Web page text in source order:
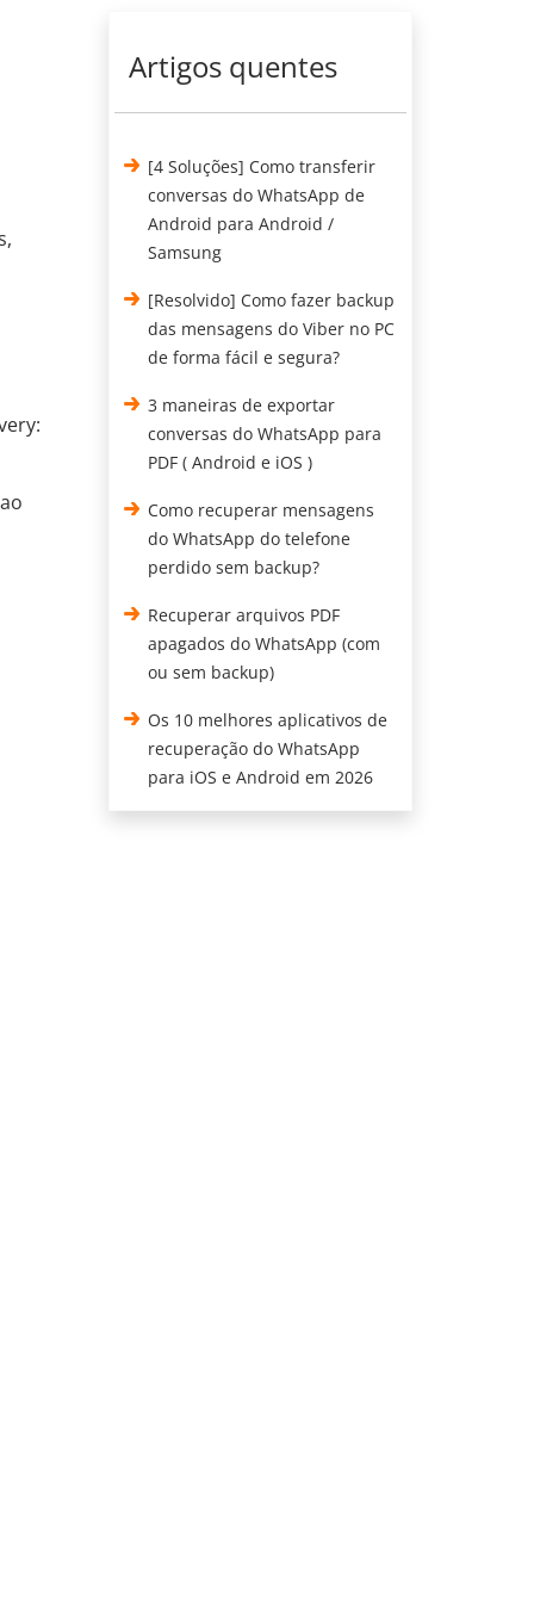
Artigos quentes
[4 Soluções] Como transferir
conversas do WhatsApp de
Android para Android /
Samsung
[Resolvido] Como fazer backup
das mensagens do Viber no PC
de forma fácil e segura?
3 maneiras de exportar
conversas do WhatsApp para
PDF ( Android e iOS )
Como recuperar mensagens
do WhatsApp do telefone
perdido sem backup?
Recuperar arquivos PDF
apagados do WhatsApp (com
ou sem backup)
Os 10 melhores aplicativos de
recuperação do WhatsApp
para iOS e Android em 2026